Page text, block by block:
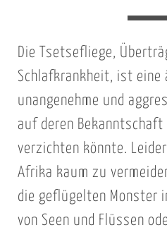
Die Tsetsefliege,
Schlafkrankheit, ist eine
unangenehme und
auf deren Bekanntschaft
verzichten könnte.
Afrika kaum zu
die geflügelten Monster
von Seen und Flüssen